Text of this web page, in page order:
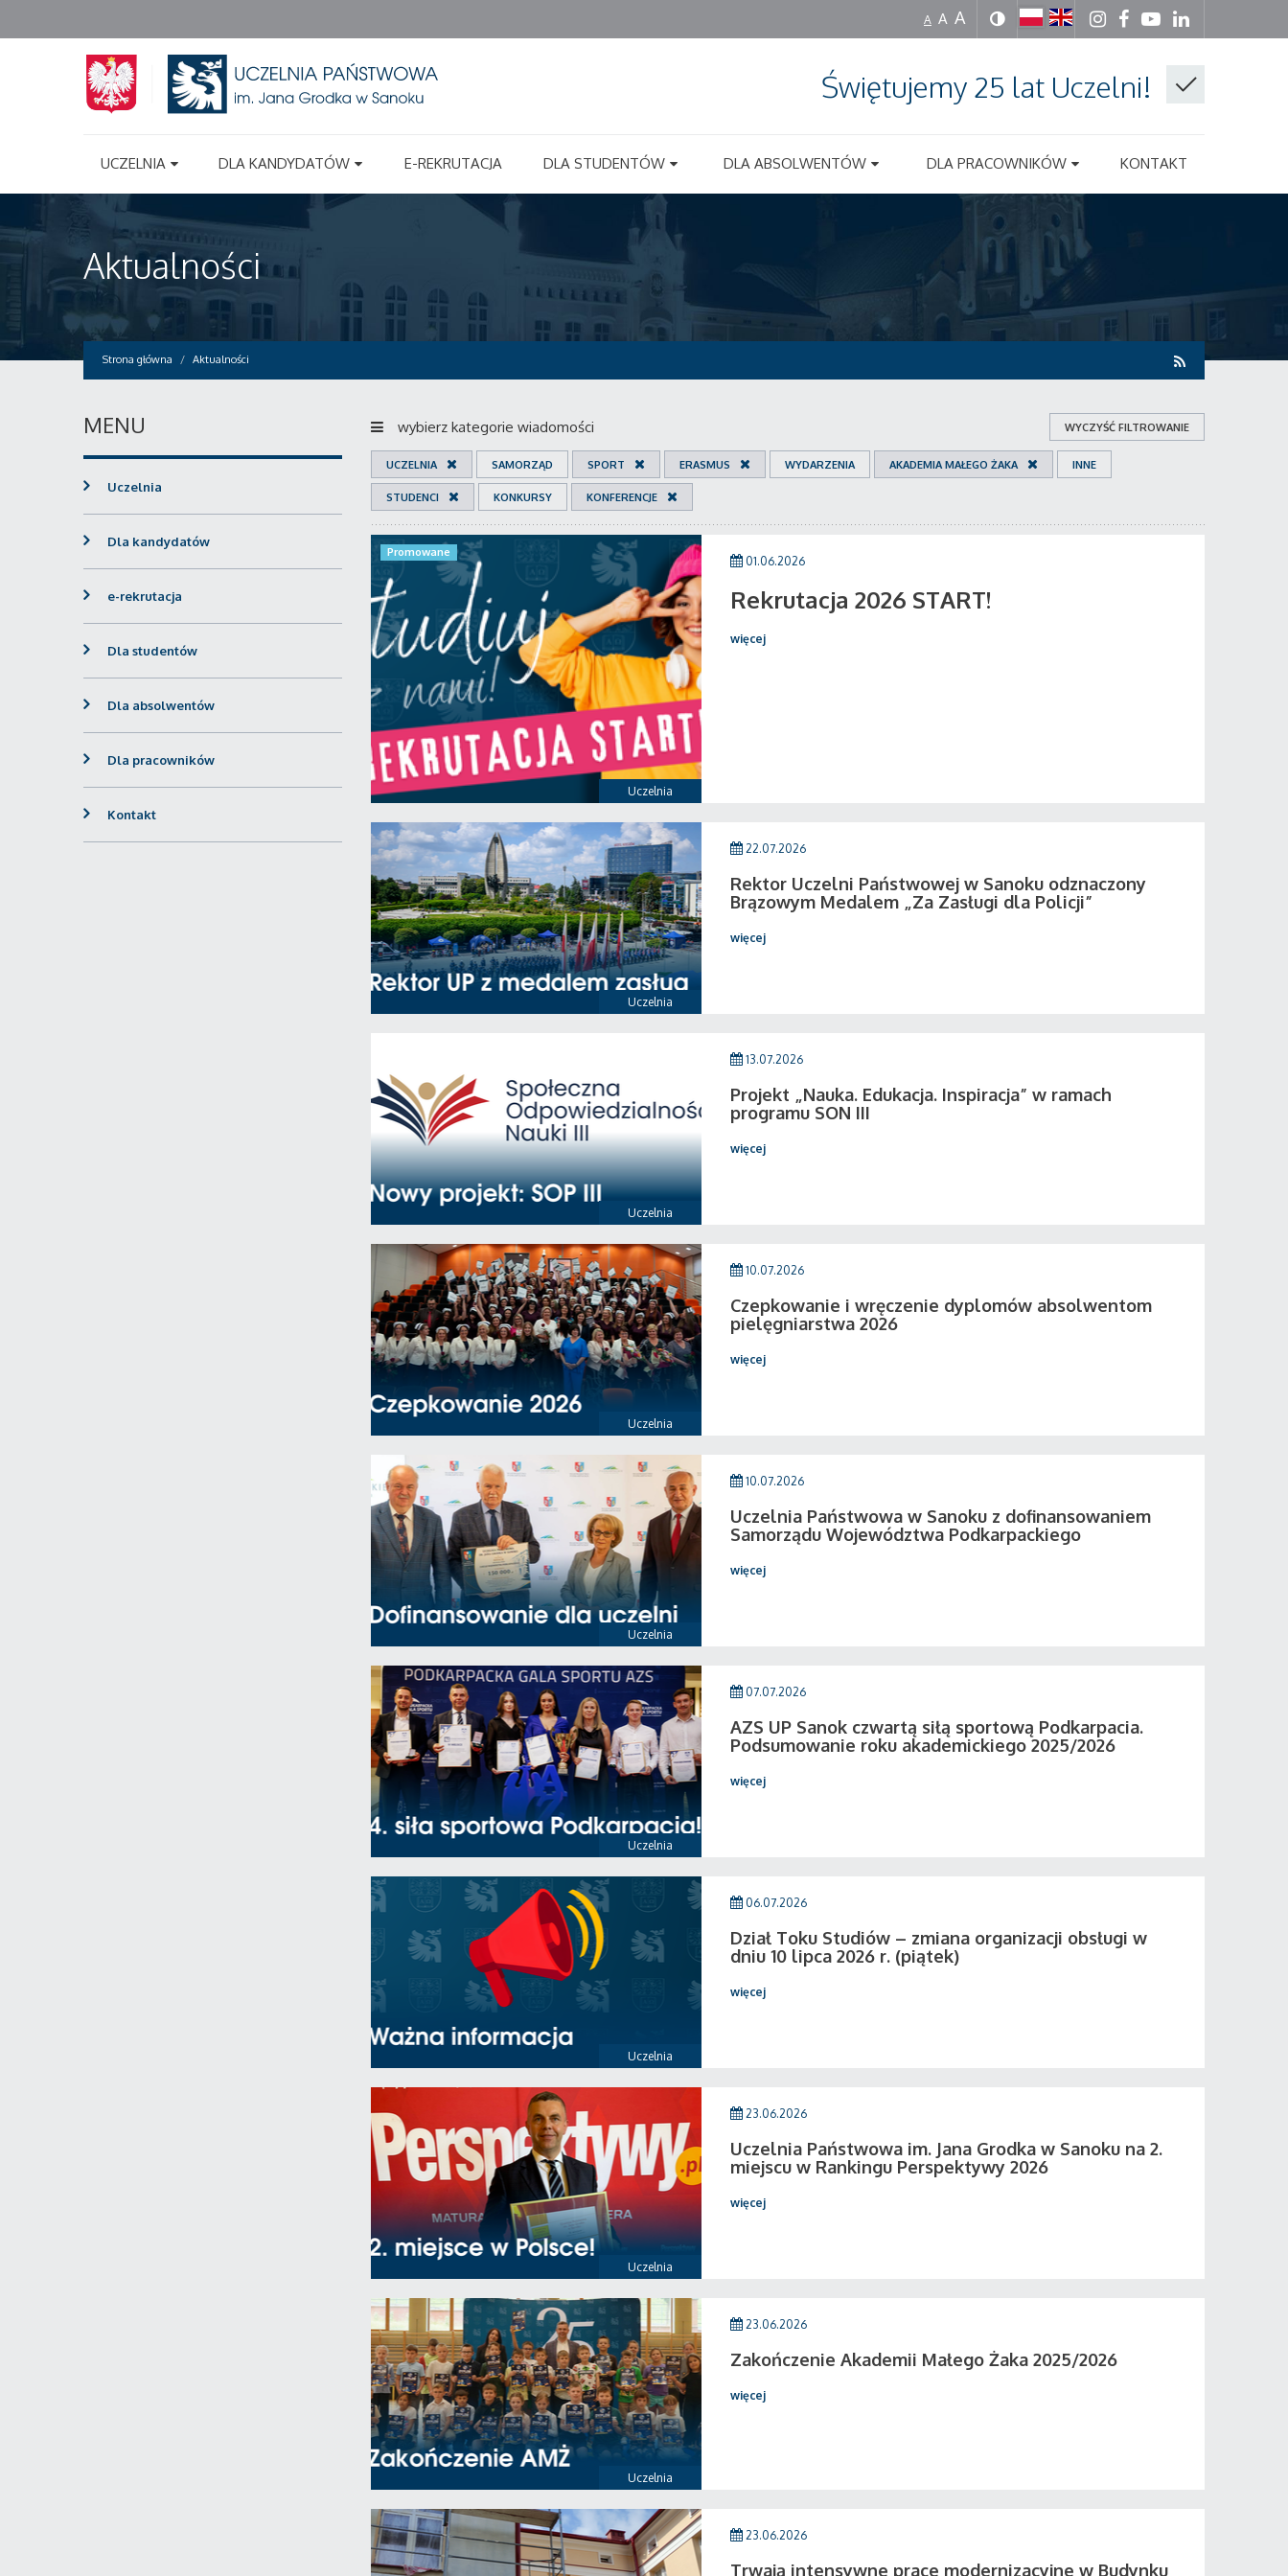
A A A
Świętujemy 25 lat Uczelni!
UCZELNIA DLA KANDYDATÓW E-REKRUTACJA DLA STUDENTÓW DLA ABSOLWENTÓW DLA PRACOWNIKÓW KONTAKT
Aktualności
Strona główna Aktualności
wybierz kategorie wiadomości WYCZYŚĆ FILTROWANIE
UCZELNIA SAMORZĄD SPORT ERASMUS WYDARZENIA AKADEMIA MAŁEGO ŻAKA INNE
STUDENCI KONKURSY KONFERENCJE
Uczelnia
Promowane
01.06.2026
Rekrutacja 2026 START!
więcej
Uczelnia
22.07.2026
Rektor Uczelni Państwowej w Sanoku odznaczony
Brązowym Medalem „Za Zasługi dla Policji”
więcej
Uczelnia
13.07.2026
Projekt „Nauka. Edukacja. Inspiracja” w ramach
programu SON III
więcej
Uczelnia
10.07.2026
Czepkowanie i wręczenie dyplomów absolwentom
pielęgniarstwa 2026
więcej
Uczelnia
10.07.2026
Uczelnia Państwowa w Sanoku z dofinansowaniem
Samorządu Województwa Podkarpackiego
więcej
Uczelnia
07.07.2026
AZS UP Sanok czwartą siłą sportową Podkarpacia.
Podsumowanie roku akademickiego 2025/2026
więcej
Uczelnia
06.07.2026
Dział Toku Studiów – zmiana organizacji obsługi w
dniu 10 lipca 2026 r. (piątek)
więcej
Uczelnia
23.06.2026
Uczelnia Państwowa im. Jana Grodka w Sanoku na 2.
miejscu w Rankingu Perspektywy 2026
więcej
Uczelnia
23.06.2026
Zakończenie Akademii Małego Żaka 2025/2026
więcej
23.06.2026
Trwają intensywne prace modernizacyjne w Budynku
MENU
Uczelnia
Dla kandydatów
e-rekrutacja
Dla studentów
Dla absolwentów
Dla pracowników
Kontakt